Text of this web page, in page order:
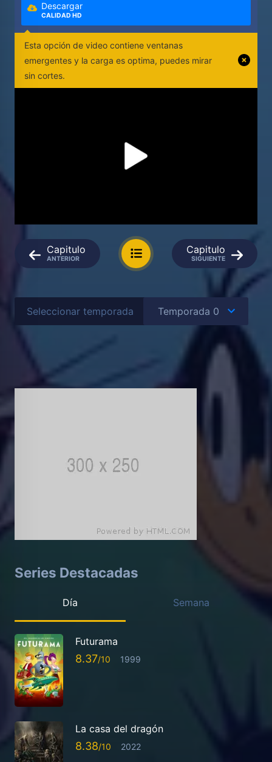
Descargar
CALIDAD HD
Esta opción de video contiene ventanas
emergentes y la carga es optima, puedes mirar
sin cortes.
Capitulo
ANTERIOR
Capitulo
SIGUIENTE
Seleccionar temporada
Series Destacadas
Día Semana
Futurama
8.37 1999
La casa del dragón
8.38 2022